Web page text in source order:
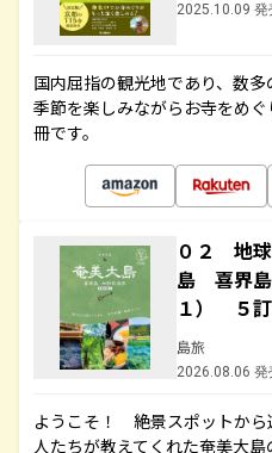
2025.10.09 発
国内屈指の観光地であり、数多
季節を楽しみながらお寺をめ
冊です。
０２ 地
島 喜界
１） ５
島旅
2026.08.06 発
ようこそ！ 絶景スポットから
人たちが教えてくれた奄美大